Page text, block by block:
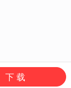
下 载